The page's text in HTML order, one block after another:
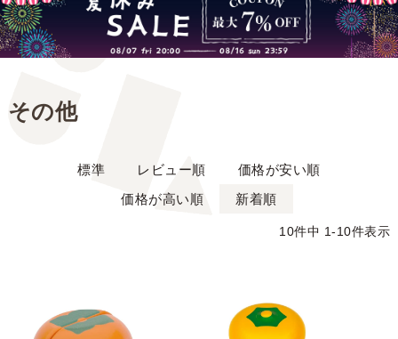
その他
標準 レビュー順
価格が安い順
価格が高い順
新着順
10件中 1-10件表示